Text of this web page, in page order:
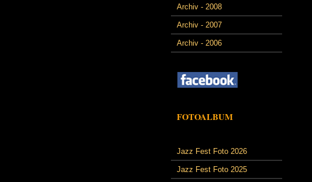
Archiv - 2008
Archiv - 2007
Archiv - 2006
FOTOALBUM
Jazz Fest Foto 2026
Jazz Fest Foto 2025